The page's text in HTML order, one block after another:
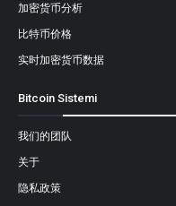
加密货币分析
比特币价格
实时加密货币数据
Bitcoin Sistemi
我们的团队
关于
隐私政策